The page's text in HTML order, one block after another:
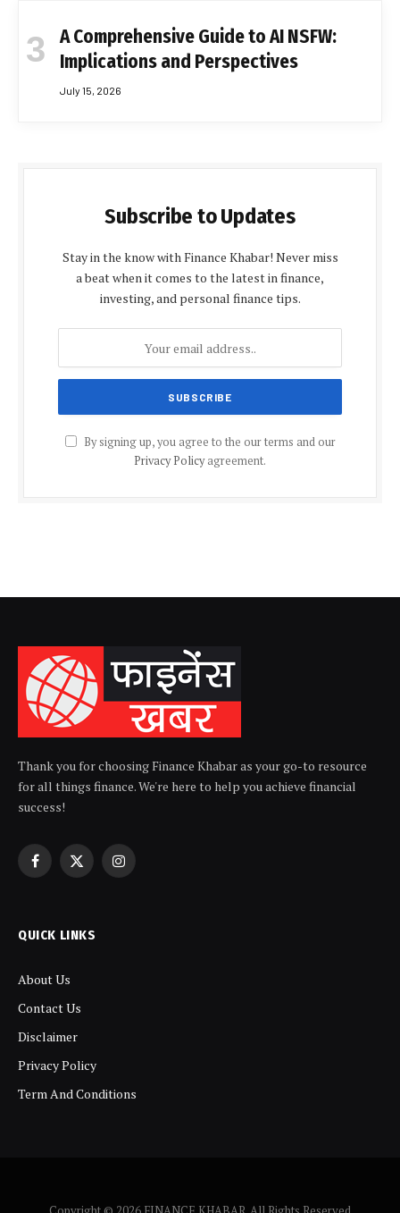
A Comprehensive Guide to AI NSFW:
Implications and Perspectives
July 15, 2026
Subscribe to Updates
Stay in the know with Finance Khabar! Never miss
a beat when it comes to the latest in finance,
investing, and personal finance tips.
By signing up, you agree to the our terms and our
Privacy Policyagreement.
Thank you for choosing Finance Khabar as your go-to resource
for all things finance. We're here to help you achieve financial
success!
Facebook
X
Instagram
QUICK LINKS
About Us
Contact Us
Disclaimer
Privacy Policy
Term And Conditions